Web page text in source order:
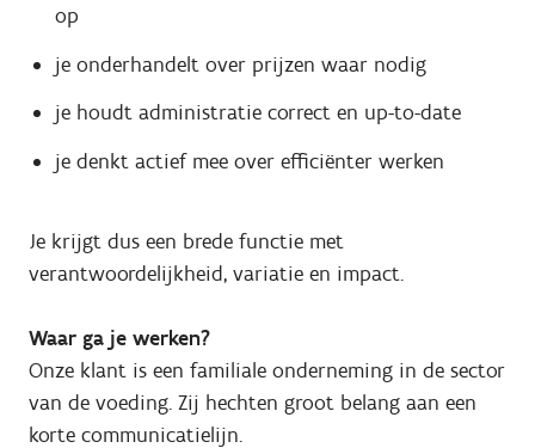
op
je onderhandelt over prijzen waar nodig
je houdt administratie correct en up-to-date
je denkt actief mee over efficiënter werken
Je krijgt dus een brede functie met
verantwoordelijkheid, variatie en impact.
Waar ga je werken?
Onze klant is een familiale onderneming in de sector
van de voeding. Zij hechten groot belang aan een
korte communicatielijn.